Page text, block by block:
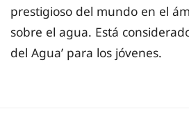
prestigioso del mundo en el
sobre el agua. Está
del Agua’ para los jóvenes.